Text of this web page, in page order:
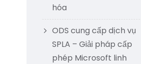
hóa
ODS cung cấp dịch vụ
SPLA – Giải pháp cấp
phép Microsoft linh